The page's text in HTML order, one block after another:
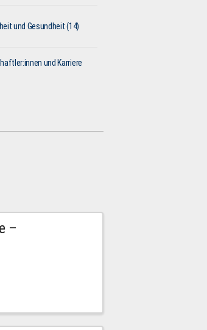
und Gesundheit (14)
und Karriere
–